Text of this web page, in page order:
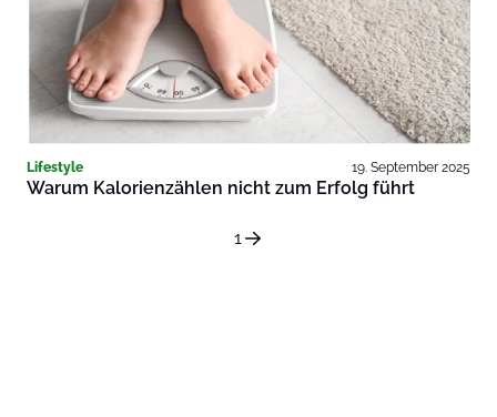
Lifestyle 19. September 2025
Warum Kalorienzählen nicht zum Erfolg führt
1